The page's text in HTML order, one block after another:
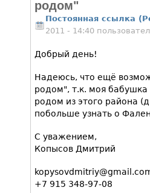
родом"
Постоянная ссылка
2011 - 14:40
Добрый день!
Надеюсь, что ещё
родом", т.к. моя
родом из этого района
побольше узнать о
С уважением,
Копысов Дмитрий
+7 915 348-97-08